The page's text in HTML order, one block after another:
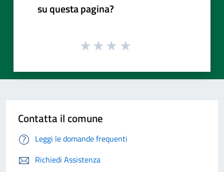
su questa pagina?
Contatta il comune
Leggi le domande frequenti
Richiedi Assistenza